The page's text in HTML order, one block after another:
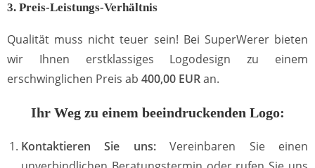
3. Preis-Leistungs-Verhältnis
Qualität muss nicht teuer sein! Bei SuperWerer bieten
wir Ihnen erstklassiges Logodesign zu einem
erschwinglichen Preis ab 400,00 EURan.
Ihr Weg zu einem beeindruckenden Logo:
Kontaktieren Sie uns:Vereinbaren Sie einen